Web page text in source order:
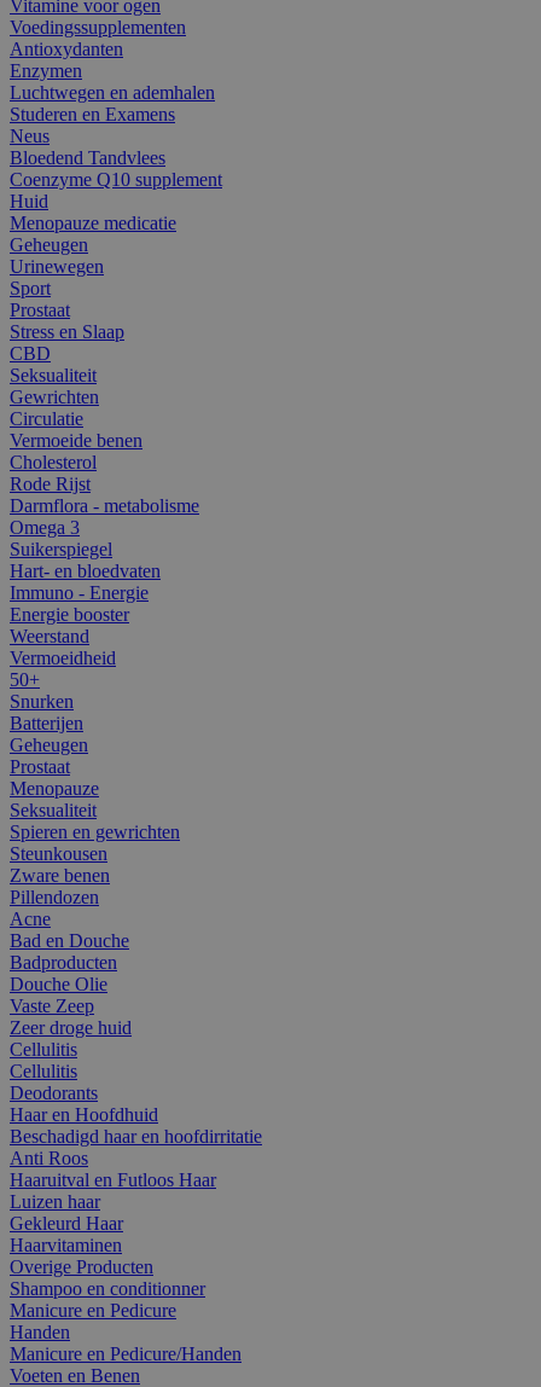
Vitamine voor ogen
Voedingssupplementen
Antioxydanten
Enzymen
Luchtwegen en ademhalen
Studeren en Examens
Neus
Bloedend Tandvlees
Coenzyme Q10 supplement
Huid
Menopauze medicatie
Geheugen
Urinewegen
Sport
Prostaat
Stress en Slaap
CBD
Seksualiteit
Gewrichten
Circulatie
Vermoeide benen
Cholesterol
Rode Rijst
Darmflora - metabolisme
Omega 3
Suikerspiegel
Hart- en bloedvaten
Immuno - Energie
Energie booster
Weerstand
Vermoeidheid
50+
Snurken
Batterijen
Geheugen
Prostaat
Menopauze
Seksualiteit
Spieren en gewrichten
Steunkousen
Zware benen
Pillendozen
Acne
Bad en Douche
Badproducten
Douche Olie
Vaste Zeep
Zeer droge huid
Cellulitis
Cellulitis
Deodorants
Haar en Hoofdhuid
Beschadigd haar en hoofdirritatie
Anti Roos
Haaruitval en Futloos Haar
Luizen haar
Gekleurd Haar
Haarvitaminen
Overige Producten
Shampoo en conditionner
Manicure en Pedicure
Handen
Manicure en Pedicure/Handen
Voeten en Benen